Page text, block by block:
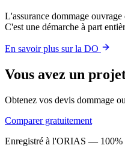
L'assurance dommage
C'est une démarche à part
En savoir plus sur la DO
Vous avez un
Obtenez vos devis dommage
Comparer gratuitement
Enregistré à l'ORIAS — 100%